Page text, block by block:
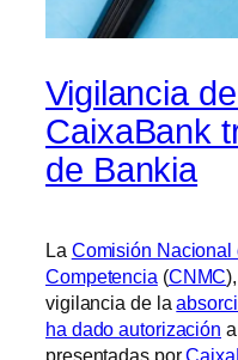
Vigilancia
CaixaBank
de Bankia
La Comisión Nacional
Competencia (CNMC
vigilancia de la
ha dado autorización
presentadas por